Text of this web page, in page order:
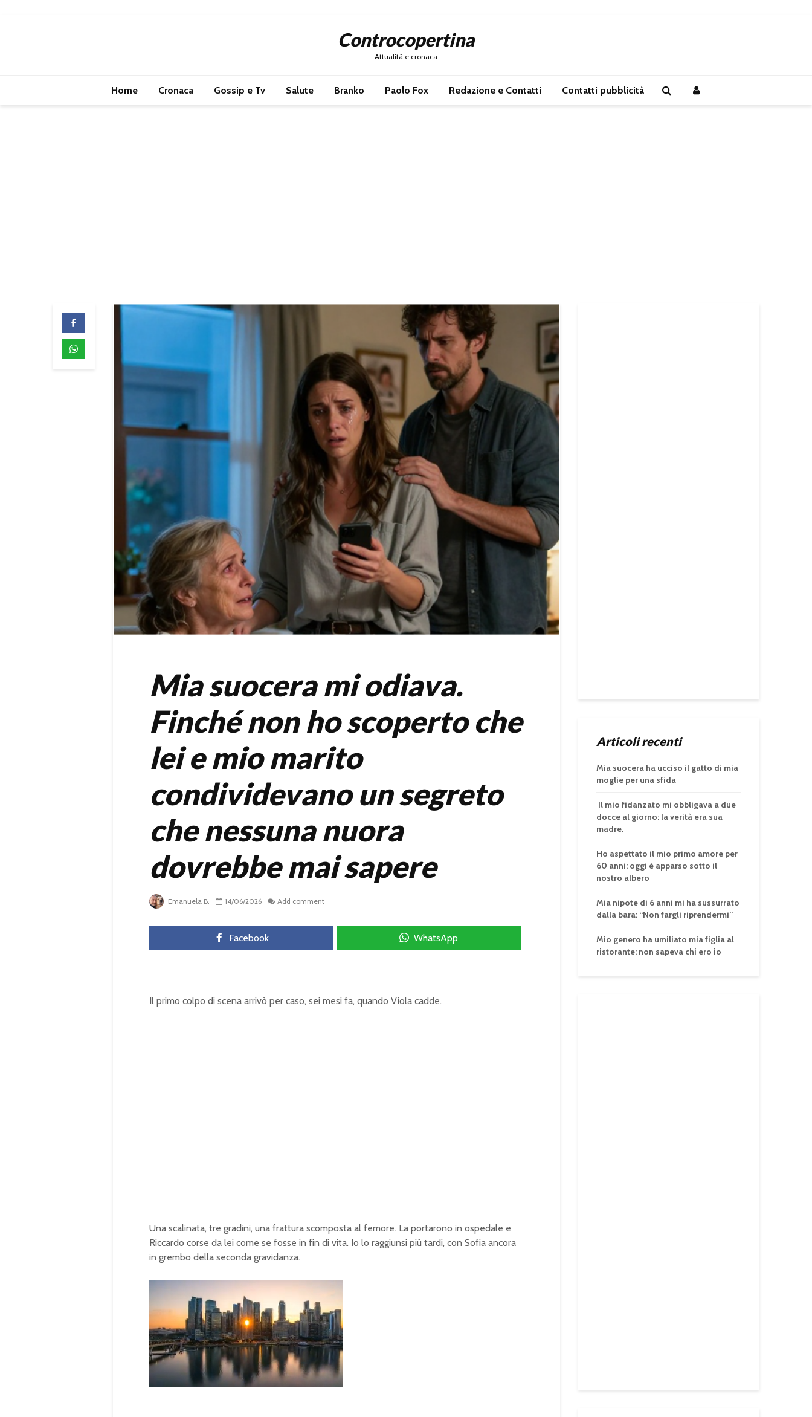
Controcopertina
Attualità e cronaca
Home Cronaca Gossip e Tv Salute Branko Paolo Fox Redazione e Contatti Contatti pubblicità
Mia suocera mi odiava.
Finché non ho scoperto che
lei e mio marito
condividevano un segreto
che nessuna nuora
dovrebbe mai sapere
Emanuela B. 14/06/2026 Add comment
Facebook WhatsApp
Il primo colpo di scena arrivò per caso, sei mesi fa, quando Viola cadde.
Una scalinata, tre gradini, una frattura scomposta al femore. La portarono in ospedale e
Riccardo corse da lei come se fosse in fin di vita. Io lo raggiunsi più tardi, con Sofia ancora
in grembo della seconda gravidanza.
o
Articoli recenti
Mia suocera ha ucciso il gatto di mia
moglie per una sfida
Il mio fidanzato mi obbligava a due
docce al giorno: la verità era sua
madre.
Ho aspettato il mio primo amore per
60 anni: oggi è apparso sotto il
nostro albero
Mia nipote di 6 anni mi ha sussurrato
dalla bara: “Non fargli riprendermi”
Mio genero ha umiliato mia figlia al
ristorante: non sapeva chi ero io